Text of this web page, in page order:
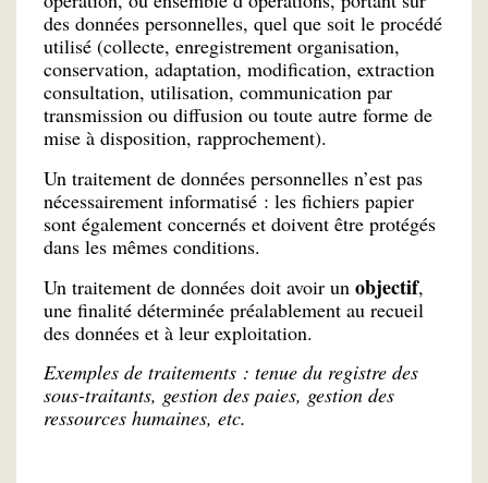
des données personnelles, quel que soit le procédé
utilisé (collecte, enregistrement organisation,
conservation, adaptation, modification, extraction
consultation, utilisation, communication par
transmission ou diffusion ou toute autre forme de
mise à disposition, rapprochement).
Un traitement de données personnelles n’est pas
nécessairement informatisé : les fichiers papier
sont également concernés et doivent être protégés
dans les mêmes conditions.
Un traitement de données doit avoir un objectif,
une finalité déterminée préalablement au recueil
des données et à leur exploitation.
Exemples de traitements : tenue du registre des
sous-traitants, gestion des paies, gestion des
ressources humaines, etc.